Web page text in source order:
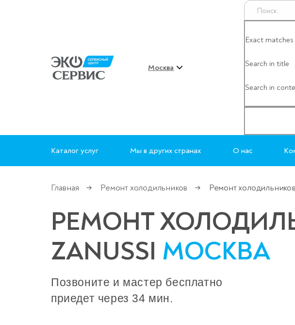
Москва
Exact
Search in title
Search in
Каталог услуг Мы в других странах О нас
Главная → Ремонт холодильников → Ремонт
РЕМОНТ
ZANUSSI МОСКВА
Позвоните и мастер бесплатно
приедет через 34 мин.